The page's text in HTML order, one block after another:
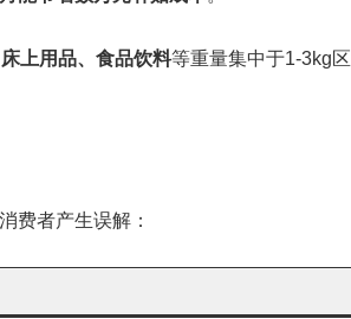
上用品、食品饮料等重量集中于1-3kg区
费者产生误解：